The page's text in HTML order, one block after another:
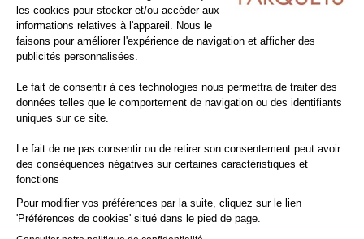
21.6
SÉLECTION NATUR' XL 20
lot - parquet contrecollé
-23,26% 129,00€ HT/m²